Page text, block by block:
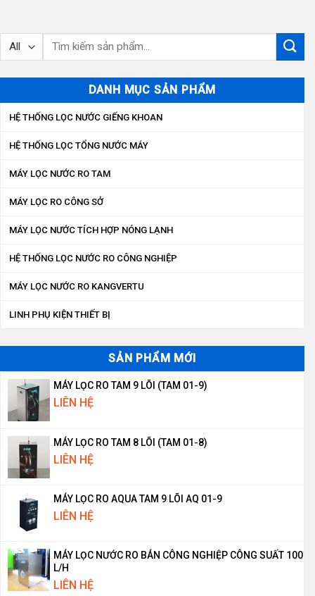
Tìm
DANH MỤC SẢN PHẨM
HỆ THỐNG LỌC NƯỚC GIẾNG KHOAN
HỆ THỐNG LỌC TỔNG NƯỚC MÁY
MÁY LỌC NƯỚC RO TAM
MÁY LỌC RO CÔNG SỞ
MÁY LỌC NƯỚC TÍCH HỢP NÓNG LẠNH
HỆ THỐNG LỌC NƯỚC RO CÔNG NGHIỆP
MÁY LỌC NƯỚC RO KANGVERTU
LINH PHỤ KIỆN THIẾT BỊ
SẢN PHẨM MỚI
MÁY LỌC RO TAM 9 LÕI (TAM 01-9)
LIÊN HỆ
MÁY LỌC RO TAM 8 LÕI (TAM 01-8)
LIÊN HỆ
MÁY LỌC RO AQUA TAM 9 LÕI AQ 01-9
LIÊN HỆ
MÁY LỌC NƯỚC RO BÁN CÔNG NGHIỆP CÔNG SUẤT 100
L/H
LIÊN HỆ